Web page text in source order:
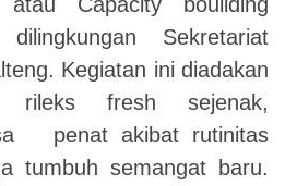
Sekretariat
Kegiatan ini diadakan
fresh sejenak,
penat akibat rutinitas
tumbuh semangat baru.